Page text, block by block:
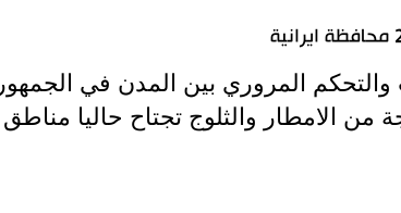
المروري بين المدن في الجمهورية